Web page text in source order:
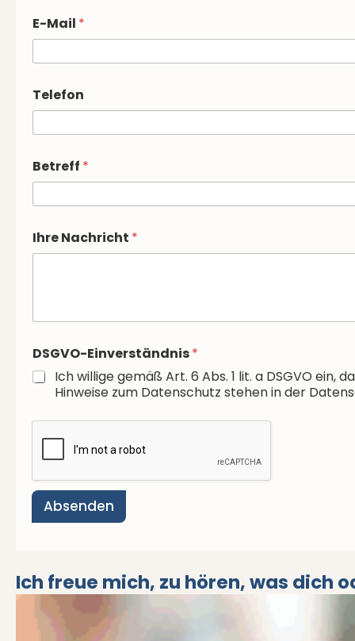
E-Mail *
Telefon
*
T
e
f
o
Betreff *
Ihre Nachricht *
DSGVO-Einverständnis*
Ich willige gemäß Art. 6 Abs. 1 lit. a DSGVO
Hinweise zum Datenschutz stehen in der
Absenden
Ich freue mich, zu hören, was dich